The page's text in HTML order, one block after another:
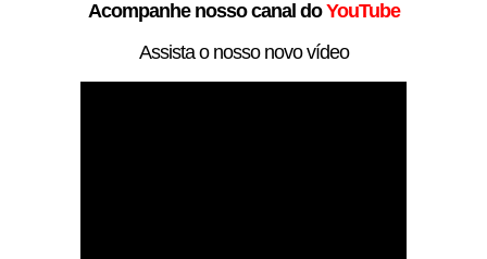
Acompanhe nosso canal do YouTube
Assista o nosso novo vídeo